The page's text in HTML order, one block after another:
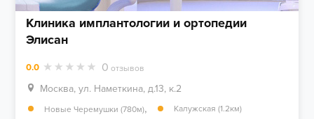
Клиника имплантологии и ортопедии
Элисан
0.0 0 отзывов
Москва, ул. Наметкина, д.13, к.2
Новые Черемушки (780м), Калужская (1.2км)